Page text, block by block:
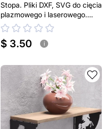
Stopa. Pliki DXF, SVG do cięcia
plazmowego i laserowego.
Uchwyt do półki
$ 3.50 i